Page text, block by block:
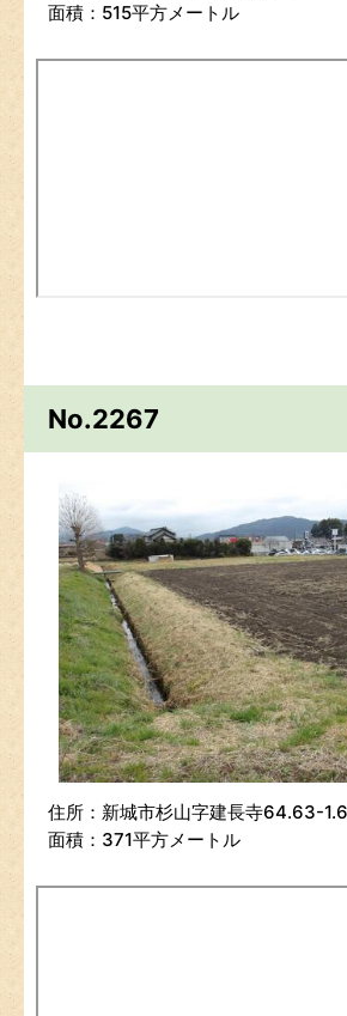
面積：515平方メートル
No.2267
住所：新城市杉山字建長寺64.63-
面積：371平方メートル